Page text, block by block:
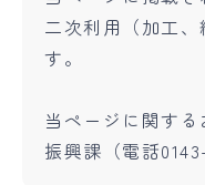
二次利用（加工
す。
当ページに関す
振興課（電話